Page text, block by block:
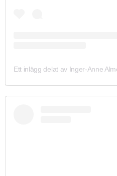
Ett inlägg delat av Inger-Anne